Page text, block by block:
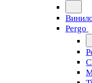
Pergo